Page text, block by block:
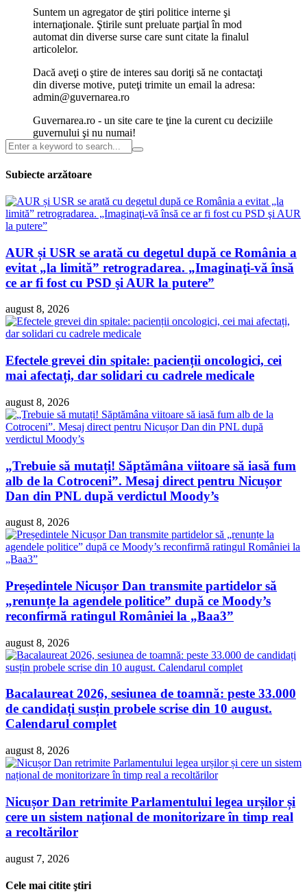
Suntem un agregator de ştiri politice interne şi
internaţionale. Ştirile sunt preluate parţial în mod
automat din diverse surse care sunt citate la finalul
articolelor.
Dacă aveţi o ştire de interes sau doriţi să ne contactaţi
din diverse motive, puteţi trimite un email la adresa:
admin@guvernarea.ro
Guvernarea.ro - un site care te ţine la curent cu deciziile
guvernului şi nu numai!
Subiecte arzătoare
AUR și USR se arată cu degetul după ce România a
evitat „la limită” retrogradarea. „Imaginaţi-vă însă
ce ar fi fost cu PSD şi AUR la putere”
august 8, 2026
Efectele grevei din spitale: pacienții oncologici, cei
mai afectați, dar solidari cu cadrele medicale
august 8, 2026
„Trebuie să mutați! Săptămâna viitoare să iasă fum
alb de la Cotroceni”. Mesaj direct pentru Nicușor
Dan din PNL după verdictul Moody’s
august 8, 2026
Președintele Nicușor Dan transmite partidelor să
„renunțe la agendele politice” după ce Moody’s
reconfirmă ratingul României la „Baa3”
august 8, 2026
Bacalaureat 2026, sesiunea de toamnă: peste 33.000
de candidați susțin probele scrise din 10 august.
Calendarul complet
august 8, 2026
Nicușor Dan retrimite Parlamentului legea urșilor și
cere un sistem național de monitorizare în timp real
a recoltărilor
august 7, 2026
Cele mai citite ştiri